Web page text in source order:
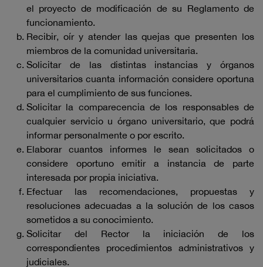
el proyecto de modificación de su Reglamento de
funcionamiento.
Recibir, oír y atender las quejas que presenten los
miembros de la comunidad universitaria.
Solicitar de las distintas instancias y órganos
universitarios cuanta información considere oportuna
para el cumplimiento de sus funciones.
Solicitar la comparecencia de los responsables de
cualquier servicio u órgano universitario, que podrá
informar personalmente o por escrito.
Elaborar cuantos informes le sean solicitados o
considere oportuno emitir a instancia de parte
interesada por propia iniciativa.
Efectuar las recomendaciones, propuestas y
resoluciones adecuadas a la solución de los casos
sometidos a su conocimiento.
Solicitar del Rector la iniciación de los
correspondientes procedimientos administrativos y
judiciales.